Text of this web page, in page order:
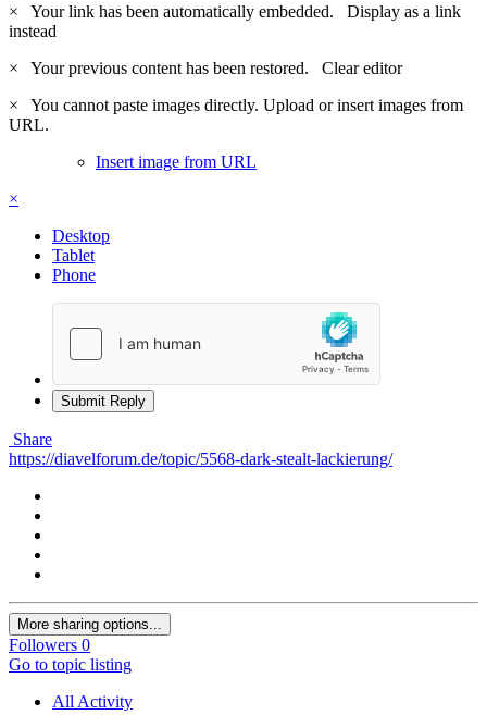
×
Your link has been automatically embedded. Display as a link
instead
×
Your previous content has been restored. Clear editor
×
You cannot paste images directly. Upload or insert images from
URL.
Insert image from URL
×
Desktop
Tablet
Phone
Submit Reply
Share
https://diavelforum.de/topic/5568-dark-stealt-lackierung/
More sharing options...
Followers 0
Go to topic listing
All Activity